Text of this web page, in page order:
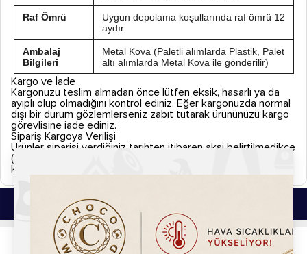
Raf Ömrü
Uygun depolama koşullarında raf ömrü 12
aydır.
Ambalaj
Bilgileri
Metal Kova (Paletli alımlarda Plastik, Palet
altı alımlarda Metal Kova ile gönderilir)
Kargo ve İade
Kargonuzu teslim almadan önce lütfen eksik, hasarlı ya da
ayıplı olup olmadığını kontrol ediniz. Eğer kargonuzda normal
dışı bir durum gözlemlerseniz zabıt tutarak ürününüzü kargo
görevlisine iade ediniz.
Sipariş Kargoya Verilişi
Ürünler siparişi verdiğiniz tarihten itibaren aksi belirtilmedikçe
(Hızlı kargo vb. uyarı simgeleri.) 2 iş günü içerisinde
kargolanmaktadır.
Bu Ürünlerde İlginizi Çekebilir.